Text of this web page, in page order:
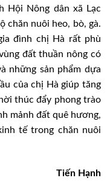
Hội Nông dân xã Lạc
chăn nuôi heo, bò, gà.
đình chị Hà rất phù
đất thuần nông có
những sản phẩm dựa
của chị Hà giúp tăng
thúc đẩy phong trào
mảnh đất quê hương,
tế trong chăn nuôi
Tiến Hạnh